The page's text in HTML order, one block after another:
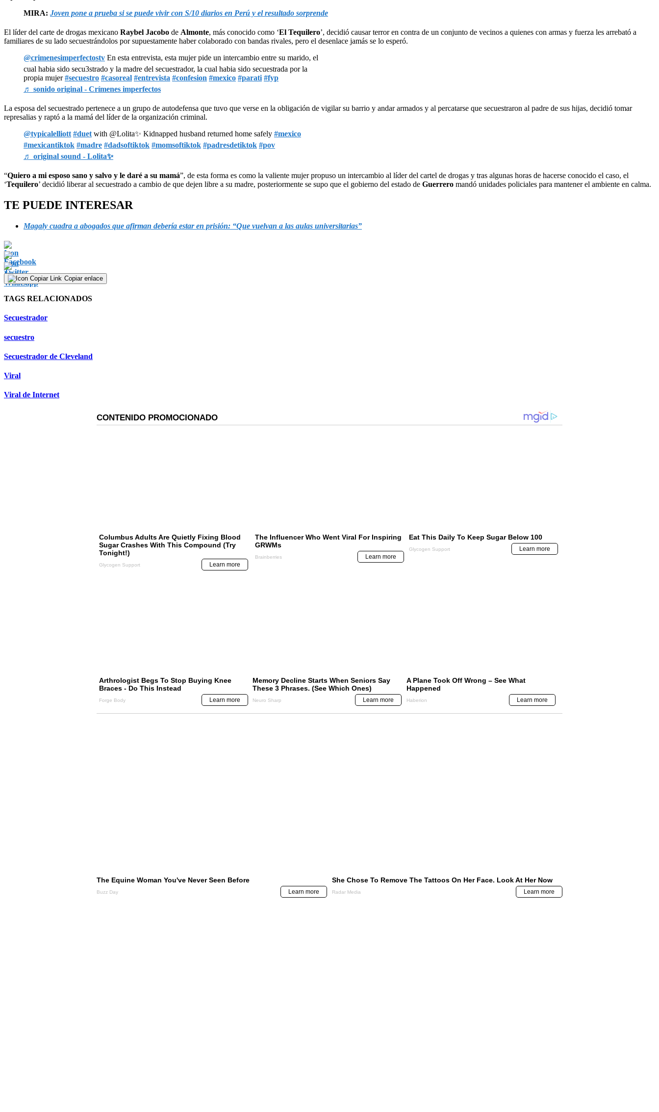
MIRA: Joven pone a prueba si se puede vivir con S/10 diarios en Perú y el resultado sorprende
El líder del carte de drogas mexicano Raybel Jacobo de Almonte, más conocido como ‘El Tequilero’, decidió causar terror en contra de un conjunto de vecinos a quienes con armas y fuerza les arrebató a
familiares de su lado secuestrándolos por supuestamente haber colaborado con bandas rivales, pero el desenlace jamás se lo esperó.
@crimenesimperfectostv En esta entrevista, esta mujer pide un intercambio entre su marido, el
cual habia sido secu3strado y la madre del secuestrador, la cual habia sido secuestrada por la
propia mujer#secuestro #casoreal #entrevista #confesion #mexico #parati #fyp
♬ sonido original - Crímenes imperfectos
La esposa del secuestrado pertenece a un grupo de autodefensa que tuvo que verse en la obligación de vigilar su barrio y andar armados y al percatarse que secuestraron al padre de sus hijas, decidió tomar
represalias y raptó a la mamá del líder de la organización criminal.
@typicalelliott #duet with @Lolita✨️ Kidnapped husband returned home safely #mexico
#mexicantiktok #madre #dadsoftiktok #momsoftiktok #padresdetiktok #pov
♬ original sound - Lolita✨️
“Quiero a mi esposo sano y salvo y le daré a su mamá”, de esta forma es como la valiente mujer propuso un intercambio al líder del cartel de drogas y tras algunas horas de hacerse conocido el caso, el
‘Tequilero’ decidió liberar al secuestrado a cambio de que dejen libre a su madre, posteriormente se supo que el gobierno del estado de Guerrero mandó unidades policiales para mantener el ambiente en calma.
TE PUEDE INTERESAR
Magaly cuadra a abogados que afirman debería estar en prisión: “Que vuelvan a las aulas universitarias”
Copiar enlace
TAGS RELACIONADOS
Secuestrador
secuestro
Secuestrador de Cleveland
Viral
Viral de Internet